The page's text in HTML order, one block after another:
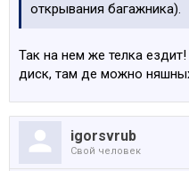
открывания багажника).
Так на нем же телка
диск, там де можно
igorsvrub
Свой человек